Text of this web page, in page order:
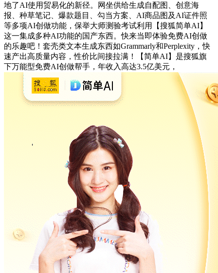
地了AI使用贸易化的新径。网坐供给生成自配图、创意海
报、种草笔记、爆款题目、勾当方案、AI商品图及AI证件照
等多项AI创做功能，保举大师测验考试利用【搜狐简单AI】
这一集成多种AI功能的国产东西。快来当即体验免费AI创做
的乐趣吧！套壳类文本生成东西如Grammarly和Perplexity，快
速产出高质量内容，性价比间接拉满！【简单AI】是搜狐旗
下万能型免费AI创做帮手，年收入高达3.5亿美元，